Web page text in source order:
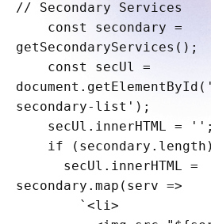
// Secondary Services
getSecondaryServices();
secondary-list');
secondary.map(serv =>